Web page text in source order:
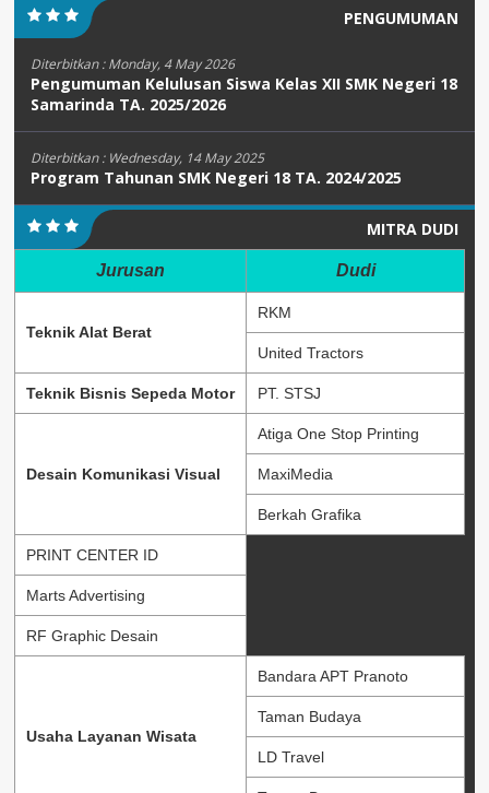
PENGUMUMAN
Diterbitkan :Monday, 4 May 2026
Pengumuman Kelulusan Siswa Kelas XII SMK Negeri 18
Samarinda TA. 2025/2026
Diterbitkan : Wednesday, 14 May 2025
Program Tahunan SMK Negeri 18 TA. 2024/2025
MITRA DUDI
Jurusan Dudi
Teknik Alat Berat
RKM
United Tractors
Teknik Bisnis Sepeda Motor PT. STSJ
Desain Komunikasi Visual
Atiga One Stop Printing
MaxiMedia
Berkah Grafika
PRINT CENTER ID
Marts Advertising
RF Graphic Desain
Usaha Layanan Wisata
Bandara APT Pranoto
Taman Budaya
LD Travel